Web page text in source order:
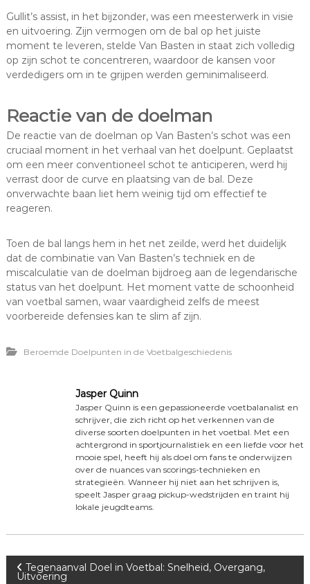
Gullit’s assist, in het bijzonder, was een meesterwerk in visie
en uitvoering. Zijn vermogen om de bal op het juiste
moment te leveren, stelde Van Basten in staat zich volledig
op zijn schot te concentreren, waardoor de kansen voor
verdedigers om in te grijpen werden geminimaliseerd.
Reactie van de doelman
De reactie van de doelman op Van Basten’s schot was een
cruciaal moment in het verhaal van het doelpunt. Geplaatst
om een meer conventioneel schot te anticiperen, werd hij
verrast door de curve en plaatsing van de bal. Deze
onverwachte baan liet hem weinig tijd om effectief te
reageren.
Toen de bal langs hem in het net zeilde, werd het duidelijk
dat de combinatie van Van Basten’s techniek en de
miscalculatie van de doelman bijdroeg aan de legendarische
status van het doelpunt. Het moment vatte de schoonheid
van voetbal samen, waar vaardigheid zelfs de meest
voorbereide defensies kan te slim af zijn.
Beroemde Doelpunten in de Voetbalgeschiedenis
Jasper Quinn
Jasper Quinn is een gepassioneerde voetbalanalist en
schrijver, die zich richt op het verkennen van de
diverse soorten doelpunten in het voetbal. Met een
achtergrond in sportjournalistiek en een liefde voor het
mooie spel, heeft hij als doel om fans te onderwijzen
over de nuances van scorings-technieken en
strategieën. Wanneer hij niet aan het schrijven is,
speelt Jasper graag pickup-wedstrijden en traint hij
lokale jeugdteams.
P Tegenaanval Doel in Voetbal: Snelheid, Overgang,
Uitvoering